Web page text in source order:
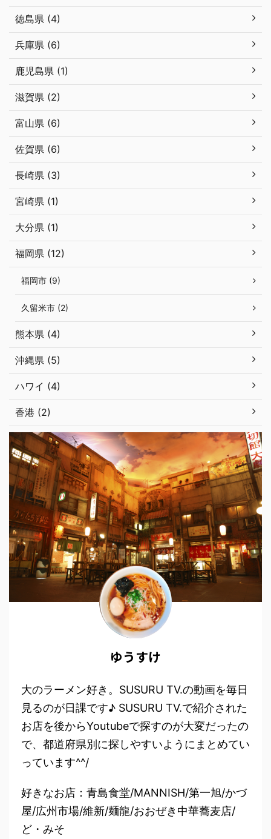
徳島県 (4)
兵庫県 (6)
鹿児島県 (1)
滋賀県 (2)
富山県 (6)
佐賀県 (6)
長崎県 (3)
宮崎県 (1)
大分県 (1)
福岡県 (12)
福岡市 (9)
久留米市 (2)
熊本県 (4)
沖縄県 (5)
ハワイ (4)
香港 (2)
ゆうすけ
大のラーメン好き。SUSURU TV.の動画を毎日
見るのが日課です♪ SUSURU TV.で紹介された
お店を後からYoutubeで探すのが大変だったの
で、都道府県別に探しやすいようにまとめてい
っています^^/
好きなお店：青島食堂/MANNISH/第一旭/かづ
屋/広州市場/維新/麺龍/おおぜき中華蕎麦店/
ど・みそ